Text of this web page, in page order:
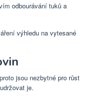
odbourávání tuků a
výhledu na vytesané
jsou nezbytné pro růst
je.